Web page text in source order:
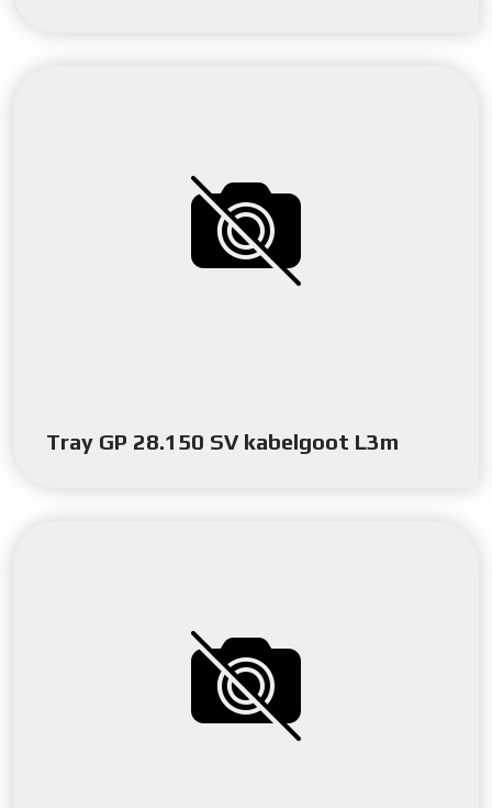
Tray GP 28.150 SV kabelgoot L3m